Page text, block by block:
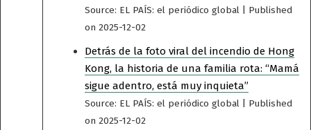
Source: EL PAÍS: el periódico global
Published
on 2025-12-02
Detrás de la foto viral del incendio de Hong
Kong, la historia de una familia rota: “Mamá
sigue adentro, está muy inquieta”
Source: EL PAÍS: el periódico global
Published
on 2025-12-02